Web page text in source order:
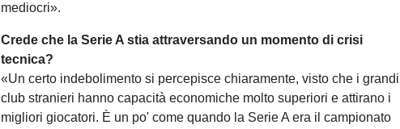
mediocri».
Crede che la Serie A stia attraversando un momento di crisi
tecnica?
«Un certo indebolimento si percepisce chiaramente, visto che i grandi
club stranieri hanno capacità economiche molto superiori e attirano i
migliori giocatori. È un po' come quando la Serie A era il campionato